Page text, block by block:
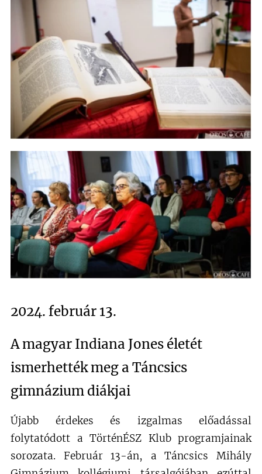
2024. február 13.
A magyar Indiana Jones életét
ismerhették meg a Táncsics
gimnázium diákjai
Újabb érdekes és izgalmas előadással
folytatódott a TörténÉSZ Klub programjainak
sorozata. Február 13-án, a Táncsics Mihály